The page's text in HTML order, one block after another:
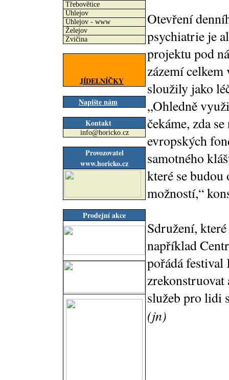
Třebovětice
Úhlejov
Úhlejov - www
Želejov
Zvičina
JÍDELNÍČKY
Napište nám
Kontakt
info@horicko.cz
Provozovatel
www.horicko.cz
Prodejní akce
Otevření
psychiatrie je
projektu pod
zázemí
sloužily jako
„Ohledně
čekáme, zda
evropských
samotného
které se
možností,“
Sdružení,
například
pořádá
služeb pro lidi
(jn)